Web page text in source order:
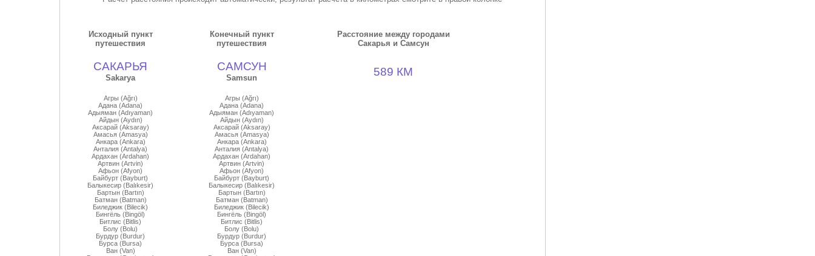
Исходный пункт
путешествия
САКАРЬЯ
Sakarya
Конечный пункт
путешествия
САМСУН
Samsun
Расстояние между городами
Сакарья и Самсун
589 КМ
Агры (Ağrı)
Адана (Adana)
Адыяман (Adıyaman)
Айдын (Aydın)
Аксарай (Aksaray)
Амасья (Amasya)
Анкара (Ankara)
Анталия (Antalya)
Ардахан (Ardahan)
Артвин (Artvin)
Афьон (Afyon)
Байбурт (Bayburt)
Балыкесир (Balıkesir)
Бартын (Bartın)
Батман (Batman)
Биледжик (Bilecik)
Бингёль (Bingöl)
Битлис (Bitlis)
Болу (Bolu)
Бурдур (Burdur)
Бурса (Bursa)
Ван (Van)
Агры (Ağrı)
Адана (Adana)
Адыяман (Adıyaman)
Айдын (Aydın)
Аксарай (Aksaray)
Амасья (Amasya)
Анкара (Ankara)
Анталия (Antalya)
Ардахан (Ardahan)
Артвин (Artvin)
Афьон (Afyon)
Байбурт (Bayburt)
Балыкесир (Balıkesir)
Бартын (Bartın)
Батман (Batman)
Биледжик (Bilecik)
Бингёль (Bingöl)
Битлис (Bitlis)
Болу (Bolu)
Бурдур (Burdur)
Бурса (Bursa)
Ван (Van)